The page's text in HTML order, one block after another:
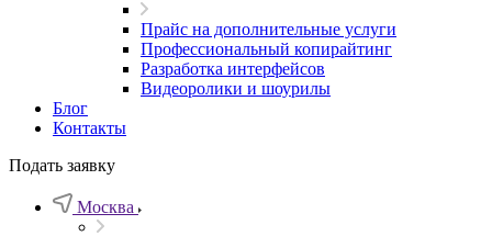
Прайс на дополнительные услуги
Профессиональный копирайтинг
Разработка интерфейсов
Видеоролики и шоурилы
Блог
Контакты
Подать заявку
Москва